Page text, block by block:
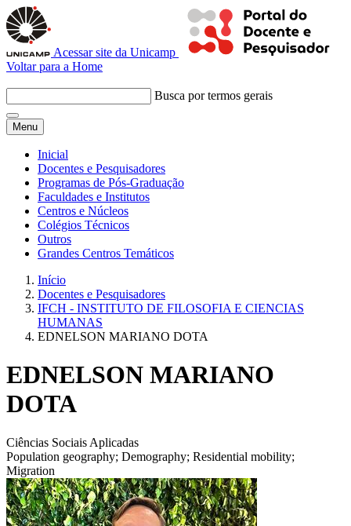
Acessar site da Unicamp
Voltar para a Home
Busca por termos gerais
Menu
Inicial
Docentes e Pesquisadores
Programas de Pós-Graduação
Faculdades e Institutos
Centros e Núcleos
Colégios Técnicos
Outros
Grandes Centros Temáticos
Início
Docentes e Pesquisadores
IFCH - INSTITUTO DE FILOSOFIA E CIENCIAS
HUMANAS
EDNELSON MARIANO DOTA
EDNELSON MARIANO
DOTA
Ciências Sociais Aplicadas
Population geography; Demography; Residential mobility;
Migration